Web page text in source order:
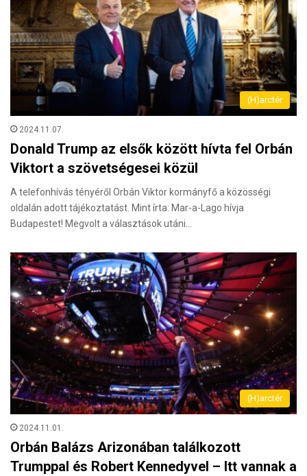
(H)arctér
2024.11.07.
Donald Trump az elsők között hívta fel Orbán
Viktort a szövetségesei közül
A telefonhívás tényéről Orbán Viktor kormányfő a közösségi
oldalán adott tájékoztatást. Mint írta: Mar-a-Lago hívja
Budapestet! Megvolt a választások utáni…
(H)arctér
2024.11.01.
Orbán Balázs Arizonában találkozott
Trumppal és Robert Kennedyvel – Itt vannak a